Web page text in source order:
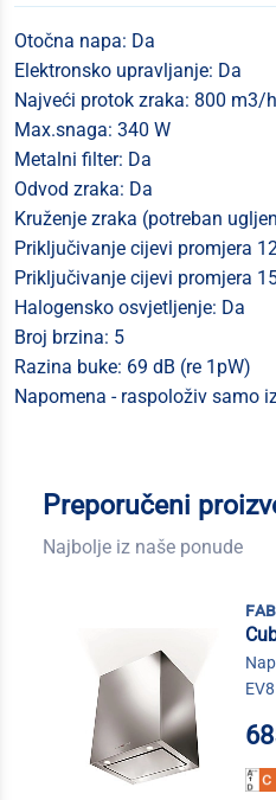
Otočna napa: Da
Elektronsko upravljanje: Da
Najveći protok zraka: 800 m3/h
Max.snaga: 340 W
Metalni filter: Da
Odvod zraka: Da
Kruženje zraka (potreban
Priključivanje cijevi promjera
Priključivanje cijevi promjera
Halogensko osvjetljenje: Da
Broj brzina: 5
Razina buke: 69 dB (re 1pW)
Napomena - raspoloživ samo
Preporučeni
Najbolje iz naše ponude